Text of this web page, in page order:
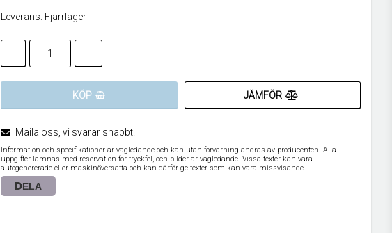
Leverans: Fjärrlager
- +
KÖP JÄMFÖR
Maila oss, vi svarar snabbt!
Information och specifikationer är vägledande och kan utan förvarning ändras av producenten. Alla
uppgifter lämnas med reservation för tryckfel, och bilder är vägledande. Vissa texter kan vara
autogenererade eller maskinöversatta och kan därför ge texter som kan vara missvisande.
DELA